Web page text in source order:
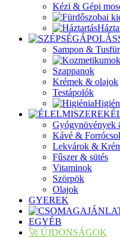
Kézi & Gépi
Sampon &
Szappanok
Krémek & olajok
Testápolók
Gyógynövények
Kávé &
Lekvárok &
Fűszer & sütés
Vitaminok
Szörpök
Olajok
GYEREK
EGYÉB
🚀 ÚJDONSÁGOK